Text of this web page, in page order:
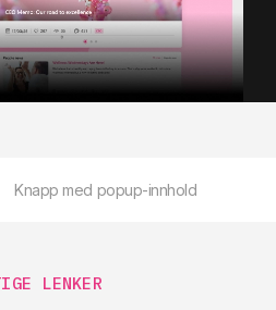
Knapp med popup-innhold
LENKER